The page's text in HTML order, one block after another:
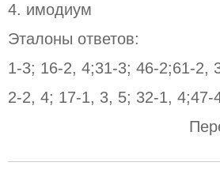
4. имодиум
Эталоны ответов:
1-3; 16-2, 4;31-3; 46-2;61-2,
2-2, 4; 17-1, 3, 5; 32-1, 4;47-